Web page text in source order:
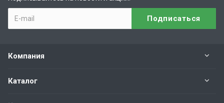
Компания
Каталог